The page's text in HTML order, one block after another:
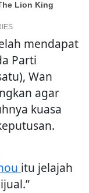
mendapat
Parti
Wan
agar
kuasa
itu jelajah